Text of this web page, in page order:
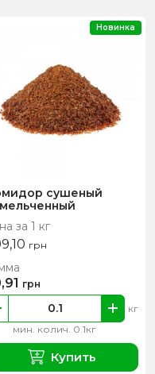
сушеный
за 1 кг
грн
мин. колич. 0.1кг
кг
грн
Купить
Новинка